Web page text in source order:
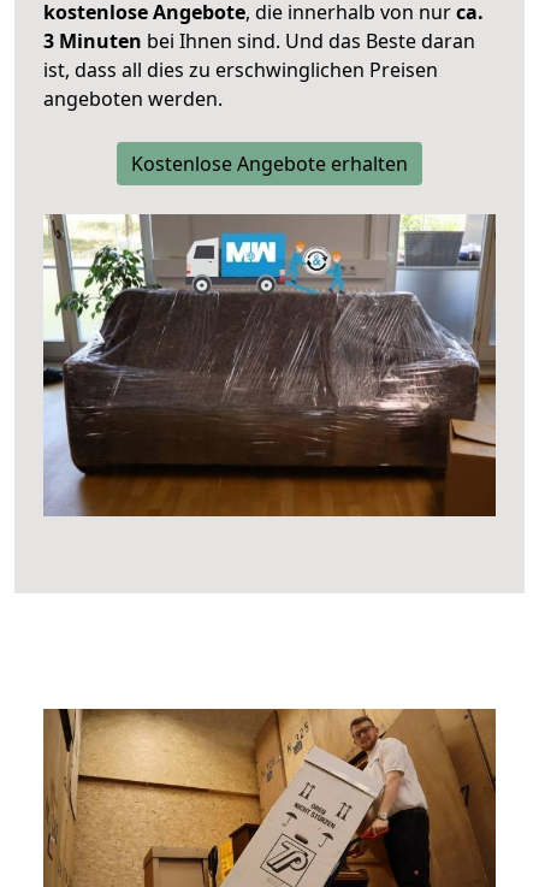
kostenlose Angebote, die innerhalb von nurca.
3 Minuten bei Ihnen sind. Und das Beste daran
ist, dass all dies zu erschwinglichen Preisen
angeboten werden.
Kostenlose Angebote erhalten